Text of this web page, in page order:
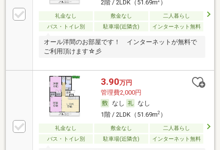
2階 / 2LDK（51.69m ）
礼金なし 敷金なし
二人暮らし
バス・トイレ別
駐車場(近隣含) インターネット無料
オール洋間のお部屋です！ インターネットが無料で
ご利用頂けます☆彡
3.90万円
管理費2,000円
なし
なし
1階 / 2LDK（51.69m2）
礼金なし 敷金なし
二人暮らし
バス・トイレ別
駐車場(近隣含) インターネット無料